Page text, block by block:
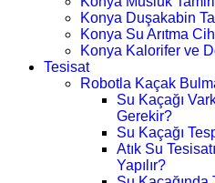
Konya Duşakabin
Konya Su Arıtma
Konya Kalorifer ve
Tesisat
Robotla Kaçak
Su Kaçağı
Gerekir?
Su Kaçağı
Atık Su
Yapılır?